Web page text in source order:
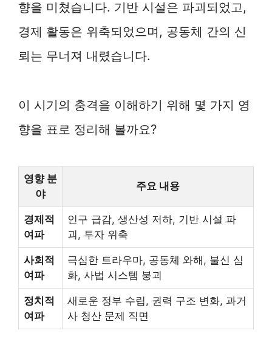
향을 미쳤습니다. 기반 시설은 파괴되었고,
경제 활동은 위축되었으며, 공동체 간의 신
뢰는 무너져 내렸습니다.
이 시기의 충격을 이해하기 위해 몇 가지 영
향을 표로 정리해 볼까요?
영향 분
야
주요 내용
경제적
여파
인구 급감, 생산성 저하, 기반 시설 파
괴, 투자 위축
사회적
여파
극심한 트라우마, 공동체 와해, 불신 심
화, 사법 시스템 붕괴
정치적
여파
새로운 정부 수립, 권력 구조 변화, 과거
사 청산 문제 직면